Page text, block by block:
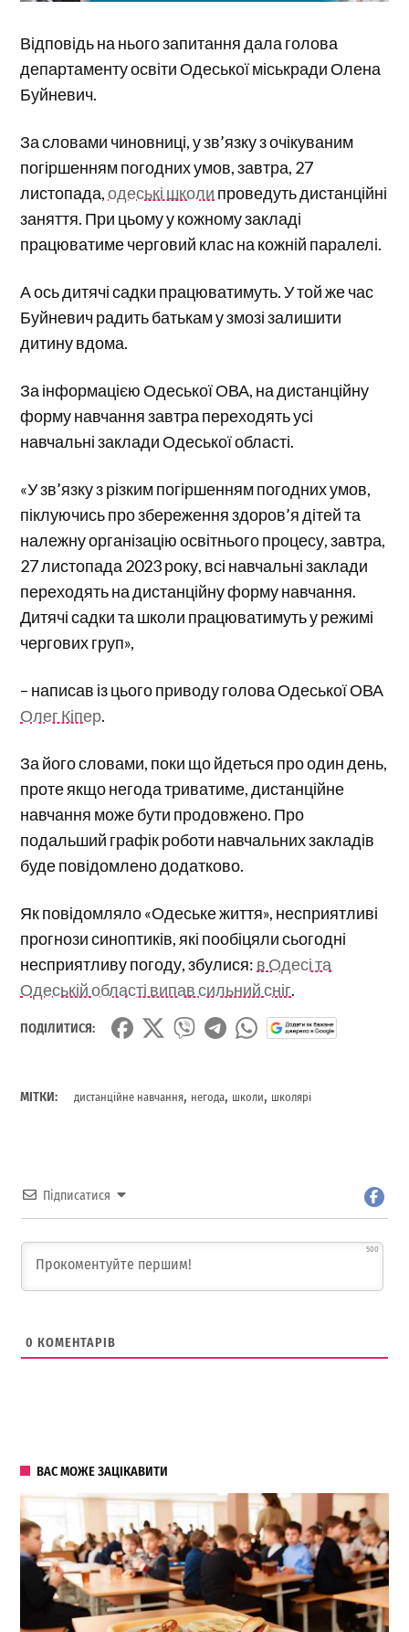
Відповідь на нього запитання дала голова
департаменту освіти Одеської міськради Олена
Буйневич.
За словами чиновниці, у зв’язку з очікуваним
погіршенням погодних умов, завтра, 27
листопада,одеські школи проведуть дистанційні
заняття. При цьому у кожному закладі
працюватиме черговий клас на кожній паралелі.
А ось дитячі садки працюватимуть. У той же час
Буйневич радить батькам у змозі залишити
дитину вдома.
За інформацією Одеської ОВА, на дистанційну
форму навчання завтра переходять усі
навчальні заклади Одеської області.
«У зв’язку з різким погіршенням погодних умов,
піклуючись про збереження здоров’я дітей та
належну організацію освітнього процесу, завтра,
27 листопада 2023 року, всі навчальні заклади
переходять на дистанційну форму навчання.
Дитячі садки та школи працюватимуть у режимі
чергових груп»,
– написав із цього приводу голова Одеської ОВА
Олег Кіпер.
За його словами, поки що йдеться про один день,
проте якщо негода триватиме, дистанційне
навчання може бути продовжено. Про
подальший графік роботи навчальних закладів
буде повідомлено додатково.
Як повідомляло «Одеське життя», несприятливі
прогнози синоптиків, які пообіцяли сьогодні
несприятливу погоду, збулися: в Одесі та
Одеській області випав сильний сніг.
ПОДІЛИТИСЯ:
МІТКИ: дистанційне навчання, негода, школи, школярі
Підписатися
500
0 КОМЕНТАРІВ
ВАС МОЖЕ ЗАЦІКАВИТИ